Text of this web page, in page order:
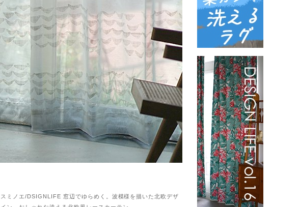
スミノエ/DSIGNLIFE 窓辺でゆらめく。波模様を描いた北欧デザ